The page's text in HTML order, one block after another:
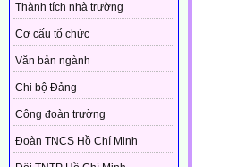
Thành tích nhà trường
Cơ cấu tổ chức
Văn bản ngành
Chi bộ Đảng
Công đoàn trường
Đoàn TNCS Hồ Chí Minh